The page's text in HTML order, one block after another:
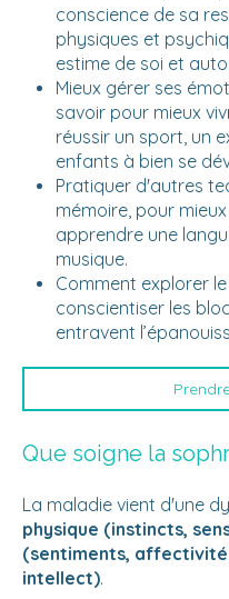
conscience de sa
physiques et
estime de soi et
Mieux gérer ses
savoir pour mieux
réussir un sport, un
enfants à bien se
Pratiquer d'autres
mémoire, pour
apprendre une
musique.
Comment explorer
conscientiser les
entravent
Que soigne la
La maladie vient d'une
physique (instincts,
(sentiments,
intellect).